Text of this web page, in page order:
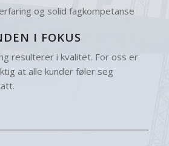
og solid fagkompetanse
I FOKUS
resulterer i kvalitet. For oss er
at alle kunder føler seg